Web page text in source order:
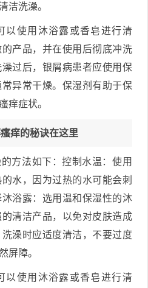
洁洗澡。
以使用沐浴露或香皂进行清
产品，并在使用后彻底冲洗
过后，银屑病患者应使用保
异常干燥。保湿剂有助于保
痒症状。
痒的秘诀在这里
方法如下：控制水温：使用
水，因为过热的水可能会刺
浴露：选用温和保湿性的沐
清洁产品，以免对皮肤造成
澡时应适度清洁，不要过度
屏障。
以使用沐浴露或香皂进行清